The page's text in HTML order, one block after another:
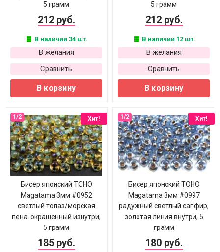
5 грамм
212 руб.
В наличии 34 шт.
В желания
Сравнить
В корзину
5 грамм
212 руб.
В наличии 12 шт.
В желания
Сравнить
В корзину
Хит!
Бисер японский TOHO
Magatama 3мм #0952
светлый топаз/морская
пена, окрашенный изнутри,
5 грамм
185 руб.
Хит!
Бисер японский TOHO
Magatama 3мм #0997
радужный светлый сапфир,
золотая линия внутри, 5
грамм
180 руб.